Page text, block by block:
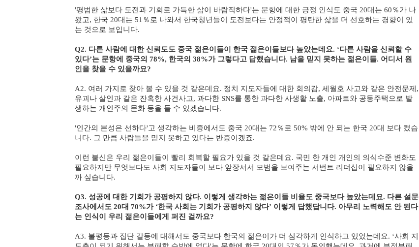
'평범한 삶보다 도전과 기회로 가득한 삶이 바람직하다'는 문항에 대한 긍정 인식도 중국 20대는 60％가 나
왔고, 한국 20대는 51％로 나와서 한국청년들이 도전보다는 안정적이 평탄한 삶을 더 선호하는 경향이 있
는 것으로 보입니다.
Q2. 다른 사람에 대한 신뢰도도 중국 젊은이들이 한국 젊은이들보다 높았는데요. ‘다른 사람을 신뢰할 수
있다’는 문항에 중국의 78%, 한국의 38%가 그렇다고 답했습니다. 남을 믿지 못하는 젊은이들. 어디서 원
인을 찾을 수 있을까요?
A2. 여러 가지로 찾아 볼 수 있을 것 같은데요. 정치 지도자들에 대한 회의감, 세월호 사고와 같은 안전문제,
유괴나 살인과 같은 잔혹한 사건사고, 과다한 SNS를 통한 과다한 사생활 노출, 아파트와 공동주택으로 발
생하는 개인주의 문화 등을 들 수 있겠습니다.
'인간의 본성은 선하다'고 생각하는 비중에서도 중국 20대는 72％로 50% 밖에 안 되는 한국 20대 보다 컸습
니다. 그 만큼 사람들을 믿지 못하고 있다는 반증이겠죠.
이런 불신은 우리 젊은이들이 빨리 회복할 필요가 있을 것 같은데요. 국민 한 개인 개인의 의식수준 변화도
필요하지만 무엇보다도 사회 지도자들이 보다 앞장서서 모범을 보여주는 서번트 리더십이 필요하지 않을
까 싶습니다.
Q3. 성공에 대한 기회가 공평하지 않다. 이렇게 생각하는 젊은이들 비율도 중국보다 높았는데요. 다른 설문
조사에서도 20대 70%가 ‘한국 사회는 기회가 공평하지 않다’ 이렇게 답했답니다. 아무리 노력해도 안 된다
는 인식이 우리 젊은이들에게 퍼진 걸까요?
A3. 불평등과 집단 갈등에 대해서도 중국보다 한국의 젊은이가 더 심각하게 인식하고 있었는데요. ‘사회 지